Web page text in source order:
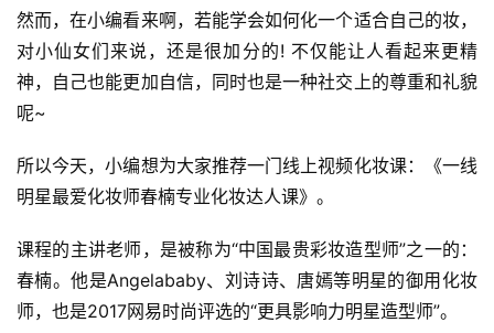
然而，在小编看来啊，若能学会如何化一个适合自己的妆，
对小仙女们来说，还是很加分的! 不仅能让人看起来更精
神，自己也能更加自信，同时也是一种社交上的尊重和礼貌
呢~
所以今天，小编想为大家推荐一门线上视频化妆课：《一线
明星最爱化妆师春楠专业化妆达人课》。
课程的主讲老师，是被称为“中国最贵彩妆造型师”之一的：
春楠。他是Angelababy、刘诗诗、唐嫣等明星的御用化妆
师，也是2017网易时尚评选的“更具影响力明星造型师”。